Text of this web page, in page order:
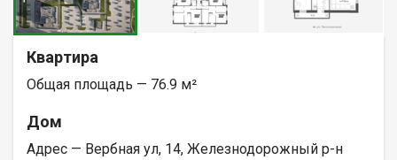
Квартира
Общая площадь — 76.9 м²
Дом
Адрес — Вербная ул, 14, Железнодорожный р-н